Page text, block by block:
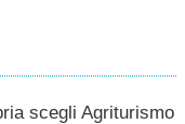
scegli Agriturismo